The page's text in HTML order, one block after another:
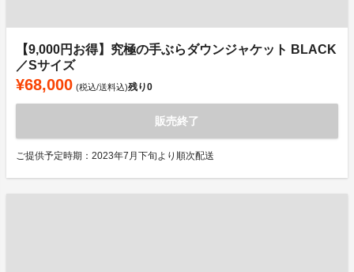
【9,000円お得】究極の手ぶらダウンジャケット BLACK
／Sサイズ
¥68,000 (税込/送料込)残り0
販売終了
ご提供予定時期：2023年7月下旬より順次配送